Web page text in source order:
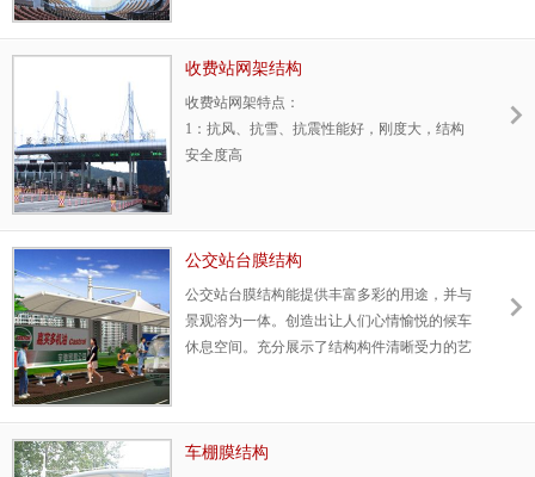
3：工厂化程度高，构件100%工厂化
4：造型复杂
收费站网架结构
收费站网架特点：
1：抗风、抗雪、抗震性能好，刚度大，结构
安全度高
3：工厂化程度高，80%工作量工厂化，符合国
家装配式建筑特点
4：安装便捷，几台吊机就可以
5：工期短，一天可以安装500~1000平米
6：侧面造型交接方便
公交站台膜结构
公交站台膜结构能提供丰富多彩的用途，并与
景观溶为一体。创造出让人们心情愉悦的候车
休息空间。充分展示了结构构件清晰受力的艺
车棚膜结构